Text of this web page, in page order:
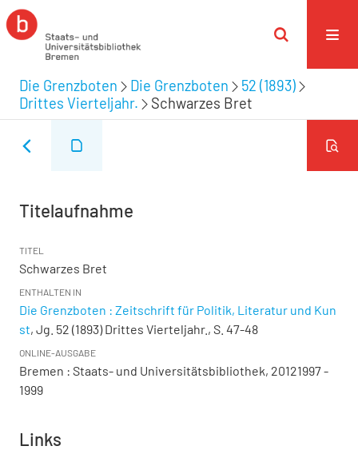
Die Grenzboten Die Grenzboten
52 (1893)
Drittes Vierteljahr.
Schwarzes Bret
Titelaufnahme
TITEL
Schwarzes Bret
ENTHALTEN IN
Die Grenzboten : Zeitschrift für Politik, Literatur und Kun
st, Jg. 52 (1893) Drittes Vierteljahr., S. 47-48
ONLINE-AUSGABE
Bremen : Staats- und Universitätsbibliothek, 20121997 -
1999
Links